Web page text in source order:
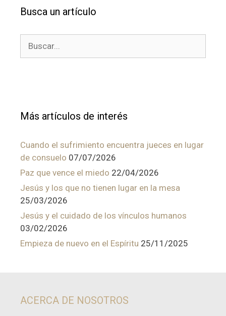
Busca un artículo
Más artículos de interés
Cuando el sufrimiento encuentra jueces en lugar
de consuelo 07/07/2026
Paz que vence el miedo 22/04/2026
Jesús y los que no tienen lugar en la mesa
25/03/2026
Jesús y el cuidado de los vínculos humanos
03/02/2026
Empieza de nuevo en el Espíritu 25/11/2025
ACERCA DE NOSOTROS